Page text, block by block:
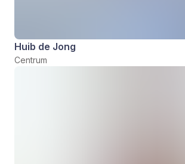
Huib de Jong
Centrum